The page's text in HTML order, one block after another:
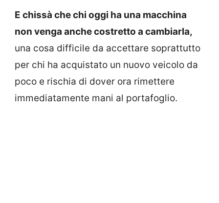
E chissà che chi oggi ha una macchina
non venga anche costretto a cambiarla,
una cosa difficile da accettare soprattutto
per chi ha acquistato un nuovo veicolo da
poco e rischia di dover ora rimettere
immediatamente mani al portafoglio.